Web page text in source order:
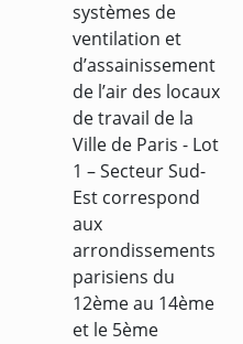
systèmes de
ventilation et
d’assainissement
de l’air des locaux
de travail de la
Ville de Paris - Lot
1 – Secteur Sud-
Est correspond
aux
arrondissements
parisiens du
12ème au 14ème
et le 5ème